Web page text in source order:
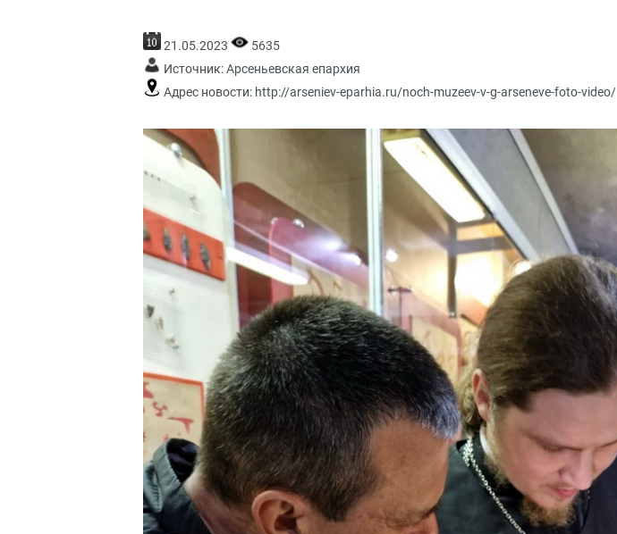
21.05.2023
5635
Источник:Арсеньевская епархия
Адрес новости: http://arseniev-eparhia.ru/noch-muzeev-v-g-arseneve-foto-video/